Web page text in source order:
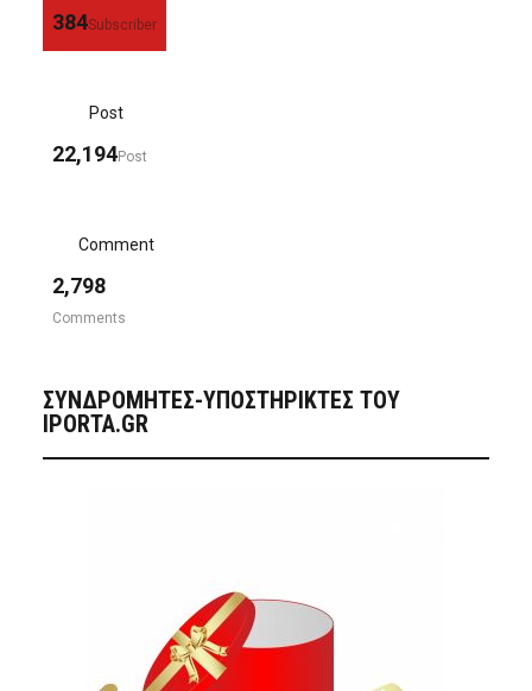
384Subscriber
Post
22,194Post
Comment
2,798
Comments
ΣΥΝΔΡΟΜΗΤΈΣ-ΥΠΟΣΤΗΡΙΚΤΈΣ ΤΟΥ
IPORTA.GR